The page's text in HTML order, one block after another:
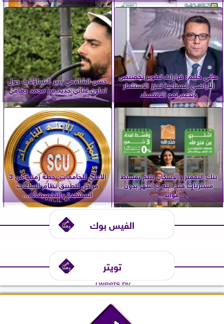
هاني حليم: قرارات تطوير تخصيص
الأراضي الصناعية تعزز الاستثمار
وتدعم نمو الاقتصاد
حسن الشافعي يثير التساؤلات حول
تعاون غنائي جديد مع محمد حماقي
بنك التعمير والإسكان يتيح تقسيط
مشتريات فتح الله 3 أشهر بدون
فوائد...
الأعلى للجامعات: خطة زمنية من 3
مراحل لتطبيق نظام الساعات
المعتمدة والتخصصات...
الفيس بوك
تويتر
Tweets by